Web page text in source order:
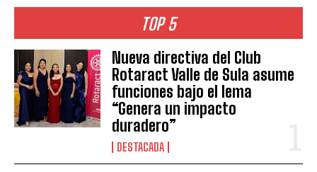
TOP 5
Nueva directiva del Club
Rotaract Valle de Sula asume
funciones bajo el lema
“Genera un impacto
duradero”
DESTACADA